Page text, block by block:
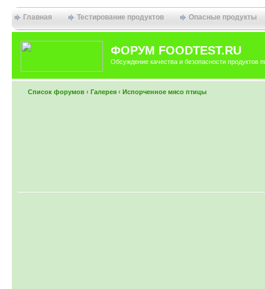
Главная Тестирование продуктов Опасные продукты
ФОРУМ FOODTEST.RU
Обсуждение качества и безопасности продуктов
Список форумов ‹ Галерея ‹ Испорченное мясо птицы